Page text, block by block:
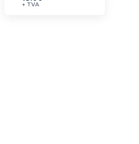
6.3
+ TVA